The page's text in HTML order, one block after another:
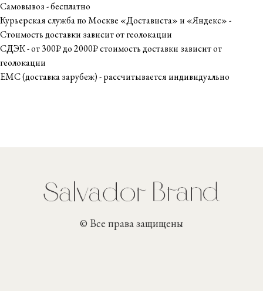
Самовывоз - бесплатно
Курьерская служба по Москве «Достависта» и «Яндекс» -
Стоимость доставки зависит от геолокации
СДЭК - от 300₽ до 2000₽ стоимость доставки зависит от
геолокации
ЕМС (доставка зарубеж) - рассчитывается индивидуально
© Все права защищены